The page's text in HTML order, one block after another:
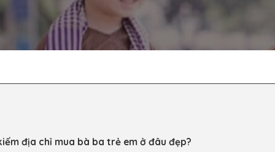
địa chỉ mua bà ba trẻ em ở đâu đẹp?